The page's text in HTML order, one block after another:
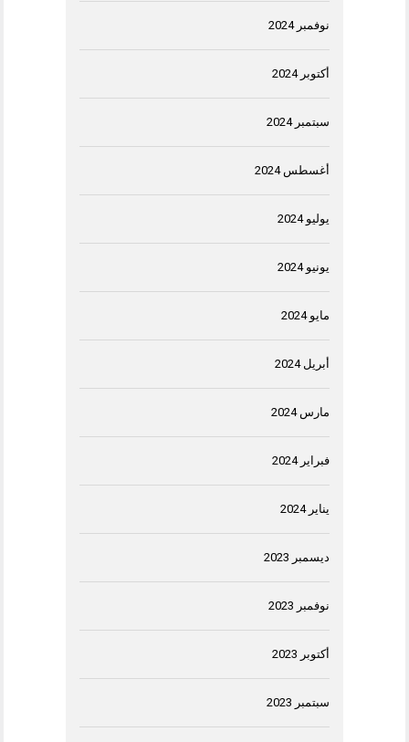
نوفمبر 2024
أكتوبر 2024
سبتمبر 2024
أغسطس 2024
يوليو 2024
يونيو 2024
مايو 2024
أبريل 2024
مارس 2024
فبراير 2024
يناير 2024
ديسمبر 2023
نوفمبر 2023
أكتوبر 2023
سبتمبر 2023